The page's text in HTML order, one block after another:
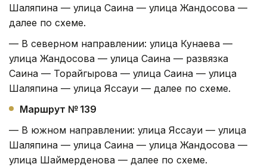
Шаляпина — улица Саина — улица Жандосова —
далее по схеме.
— В северном направлении: улица Кунаева —
улица Жандосова — улица Саина — развязка
Саина — Торайгырова — улица Саина — улица
Шаляпина — улица Яссауи — далее по схеме.
Маршрут № 139
— В южном направлении: улица Яссауи — улица
Шаляпина — улица Саина — улица Жандосова —
улица Шаймерденова — далее по схеме.